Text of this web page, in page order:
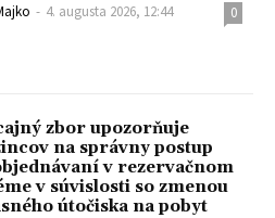
- 4. augusta 2026, 12:44 0
zbor upozorňuje
na správny postup
v rezervačnom
v súvislosti so zmenou
útočiska na pobyt